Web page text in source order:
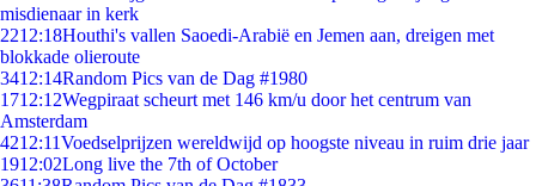
misdienaar in kerk
2212:18Houthi's vallen Saoedi-Arabië en Jemen aan, dreigen met
blokkade olieroute
3412:14Random Pics van de Dag #1980
1712:12Wegpiraat scheurt met 146 km/u door het centrum van
Amsterdam
4212:11Voedselprijzen wereldwijd op hoogste niveau in ruim drie jaar
1912:02Long live the 7th of October